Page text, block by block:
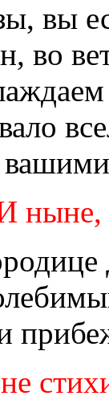
вы
во
ныне,
и